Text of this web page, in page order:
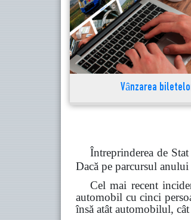
Vânzarea
Întreprinderea de
Dacă pe parcursul
Cel mai recent
automobil cu cinci
însă atât automobilul,